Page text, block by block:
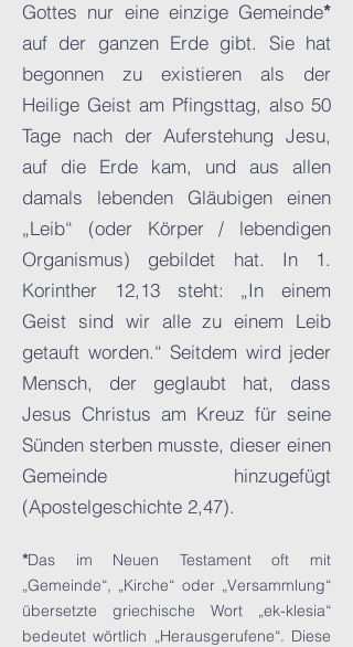
Gottes nur eine einzige Gemeinde*
auf der ganzen Erde gibt. Sie hat
begonnen zu existieren als der
Heilige Geist am Pfingsttag, also 50
Tage nach der Auferstehung Jesu,
auf die Erde kam, und aus allen
damals lebenden Gläubigen einen
„Leib“ (oder Körper / lebendigen
Organismus) gebildet hat. In 1.
Korinther 12,13 steht: „In einem
Geist sind wir alle zu einem Leib
getauft worden.“ Seitdem wird jeder
Mensch, der geglaubt hat, dass
Jesus Christus am Kreuz für seine
Sünden sterben musste, dieser einen
Gemeinde hinzugefügt
(Apostelgeschichte 2,47).
*Das im Neuen Testament oft mit
„Gemeinde“, „Kirche“ oder „Versammlung“
übersetzte griechische Wort „ek-klesia“
bedeutet wörtlich „Herausgerufene“. Diese